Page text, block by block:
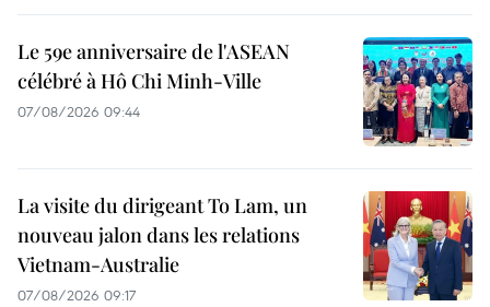
Le 59e anniversaire de l'ASEAN
célébré à Hô Chi Minh-Ville
07/08/2026 09:44
La visite du dirigeant To Lam, un
nouveau jalon dans les relations
Vietnam-Australie
07/08/2026 09:17